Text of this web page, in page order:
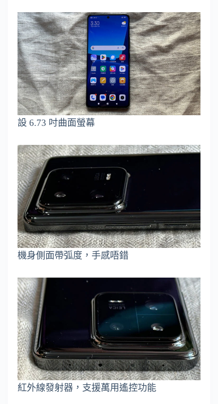
設 6.73 吋曲面螢幕
機身側面帶弧度，手感唔錯
紅外線發射器，支援萬用遙控功能